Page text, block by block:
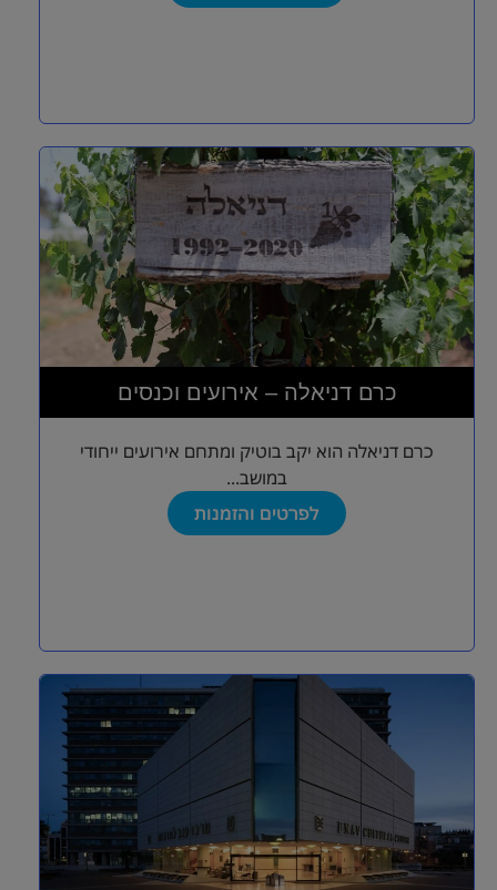
כרם דניאלה – אירועים וכנסים
כרם דניאלה הוא יקב בוטיק ומתחם אירועים ייחודי
במושב...
לפרטים והזמנות